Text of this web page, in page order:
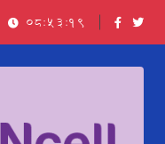
08:53:20